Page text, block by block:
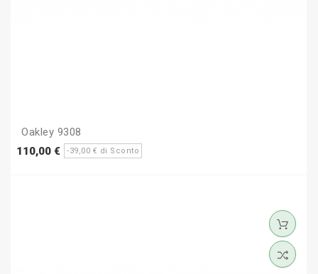
Oakley 9308
110,00 €
Prezzo
base
-39,00 € di Sconto